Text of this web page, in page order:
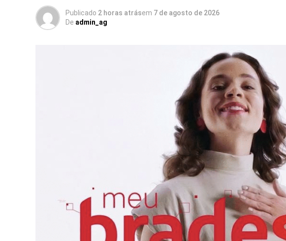
Publicado 2 horas atrásem 7 de agosto de 2026
De admin_ag